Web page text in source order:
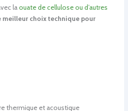
laouate de cellulose ou d’autres
meilleur choix technique pour
thermique et acoustique